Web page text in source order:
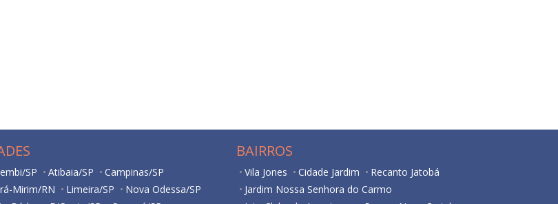
SP Atibaia/SP
Campinas/SP
Mirim/RN
Limeira/SP
Nova Odessa/SP
BAIRROS
Vila Jones Cidade Jardim
Recanto Jatobá
Jardim Nossa Senhora do Carmo